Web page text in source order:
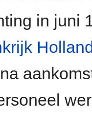
in juni